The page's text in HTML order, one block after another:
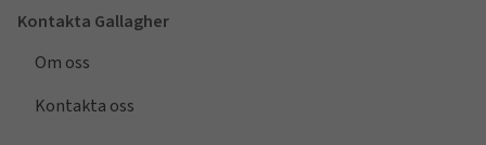
Kontakta Gallagher
Om oss
Kontakta oss